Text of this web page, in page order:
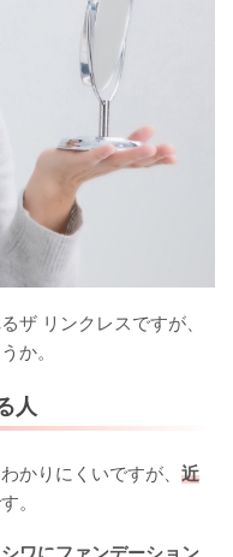
ザ リンクレスですが、
か。
人
かりにくいですが、 近
。